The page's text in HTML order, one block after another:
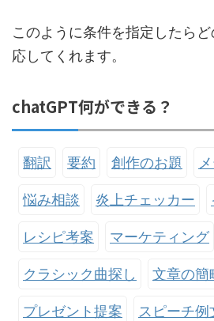
このように条件を指定したら
応してくれます。
chatGPT何ができる？
翻訳 要約 創作のお題
悩み相談 炎上チェッカー
レシピ考案 マーケティング
クラシック曲探し 文章の簡
プレゼント提案 スピーチ例